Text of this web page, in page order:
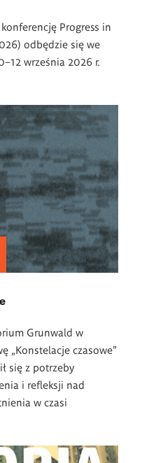
Progress in
odbędzie się we
września 2026 r.
Grunwald w
„Konstelacje czasowe”
się z potrzeby
i refleksji nad
w czasi